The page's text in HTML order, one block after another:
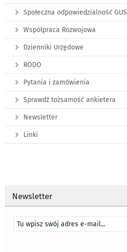
Społeczna odpowiedzialność GUS
Współpraca Rozwojowa
Dzienniki Urzędowe
RODO
Pytania i zamówienia
Sprawdź tożsamość ankietera
Newsletter
Linki
Newsletter